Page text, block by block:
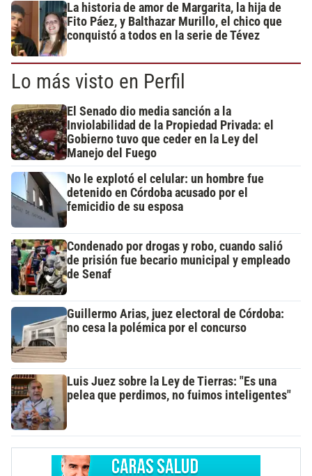
La historia de amor de Margarita, la hija de
Fito Páez, y Balthazar Murillo, el chico que
conquistó a todos en la serie de Tévez
Lo más visto en Perfil
El Senado dio media sanción a la
Inviolabilidad de la Propiedad Privada: el
Gobierno tuvo que ceder en la Ley del
Manejo del Fuego
No le explotó el celular: un hombre fue
detenido en Córdoba acusado por el
femicidio de su esposa
Condenado por drogas y robo, cuando salió
de prisión fue becario municipal y empleado
de Senaf
Guillermo Arias, juez electoral de Córdoba:
no cesa la polémica por el concurso
Luis Juez sobre la Ley de Tierras: "Es una
pelea que perdimos, no fuimos inteligentes"